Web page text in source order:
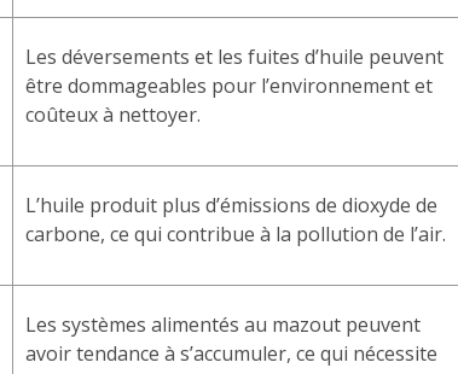
Les déversements et les fuites d’huile peuvent
être dommageables pour l’environnement et
coûteux à nettoyer.
L’huile produit plus d’émissions de dioxyde de
carbone, ce qui contribue à la pollution de l’air.
Les systèmes alimentés au mazout peuvent
avoir tendance à s’accumuler, ce qui nécessite